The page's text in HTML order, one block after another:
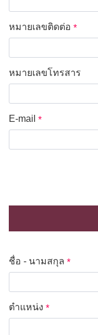
หมายเลขติดต่อ *
หมายเลขโทรสาร
E-mail *
ชื่อ - นามสกุล *
ตำแหน่ง *